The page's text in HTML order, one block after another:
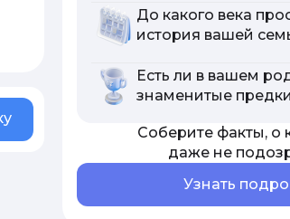
До какого века
история вашей
Есть ли в вашем
знаменитые
Соберите факты, о
даже не
Узнать